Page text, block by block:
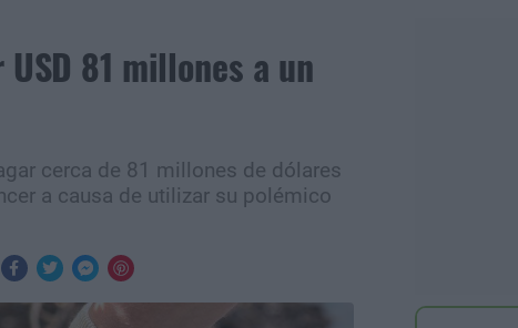
81 millones a un
cerca de 81 millones de dólares
a causa de utilizar su polémico